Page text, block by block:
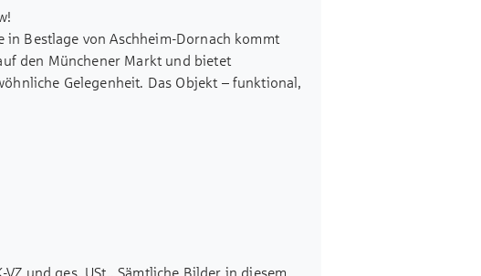
Bestlage von Aschheim-Dornach kommt
den Münchener Markt und bietet
Gelegenheit. Das Objekt – funktional,
– hier lassen sich unterschiedlichste
Büro-, Labor- und Lagerflächen –
und ges. USt.. Sämtliche Bilder in diesem